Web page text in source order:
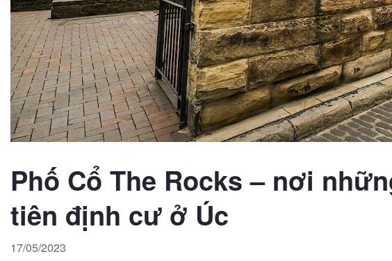
Phố Cổ The Rocks – nơi
tiên định cư ở Úc
17/05/2023